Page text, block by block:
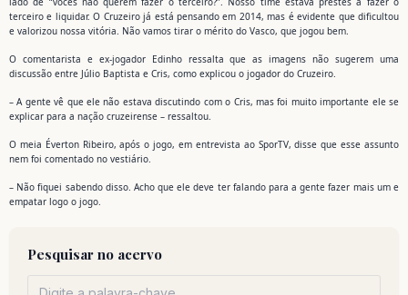
terceiro e liquidar. O Cruzeiro já está pensando em 2014, mas é evidente que dificultou
e valorizou nossa vitória. Não vamos tirar o mérito do Vasco, que jogou bem.
O comentarista e ex-jogador Edinho ressalta que as imagens não sugerem uma
discussão entre Júlio Baptista e Cris, como explicou o jogador do Cruzeiro.
– A gente vê que ele não estava discutindo com o Cris, mas foi muito importante ele se
explicar para a nação cruzeirense – ressaltou.
O meia Éverton Ribeiro, após o jogo, em entrevista ao SporTV, disse que esse assunto
nem foi comentado no vestiário.
– Não fiquei sabendo disso. Acho que ele deve ter falando para a gente fazer mais um e
empatar logo o jogo.
Pesquisar no acervo